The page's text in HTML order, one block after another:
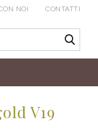
NOI CONTATTI
V19